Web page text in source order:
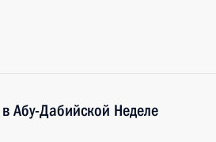
в Абу-Дабийской Неделе